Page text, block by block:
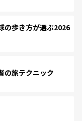
の歩き方が選ぶ2026
の旅テクニック